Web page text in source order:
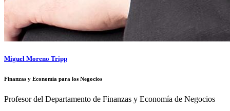
Miguel Moreno Tripp
Finanzas y Economía para los Negocios
Profesor del Departamento de Finanzas y Economía de Negocios